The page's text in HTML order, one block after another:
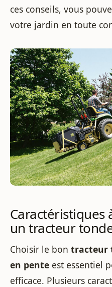
ces conseils, vous
votre jardin en toute
Caractéristiques
un tracteur
Choisir le bon tracteur
en pente est essentiel
efficace. Plusieurs